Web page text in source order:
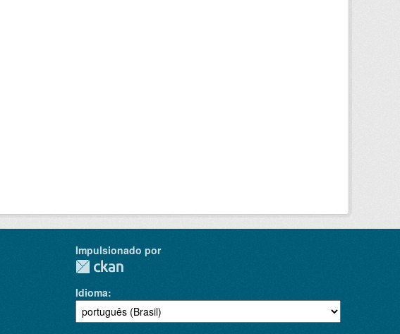
Impulsionado por
Idioma